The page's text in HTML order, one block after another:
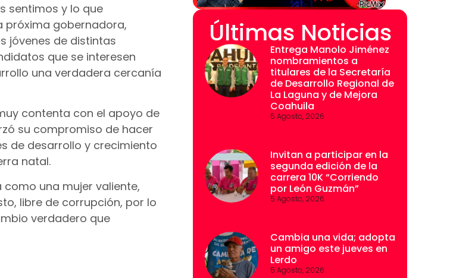
sentimos y lo que
próxima gobernadora,
jóvenes de distintas
que se interesen
una verdadera cercanía
contenta con el apoyo de
su compromiso de hacer
de desarrollo y crecimiento
natal.
una mujer valiente,
libre de corrupción, por lo
verdadero que
Últimas Noticias
Entrega Manolo Jiménez
nombramientos a
titulares de la Secretaría
de Desarrollo Regional de
La Laguna y de Mejora
Coahuila
5 Agosto, 2026
Invitan a participar en la
segunda edición de la
carrera 10K “Corriendo
por León Guzmán”
5 Agosto, 2026
Cambia una vida; adopta
un amigo este jueves en
Lerdo
5 Agosto, 2026